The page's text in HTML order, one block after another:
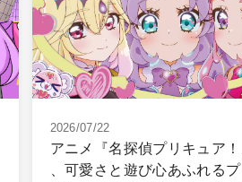
2026/07/22
アニメ『名探偵プリキュア
、可愛さと遊び心あふれるプ